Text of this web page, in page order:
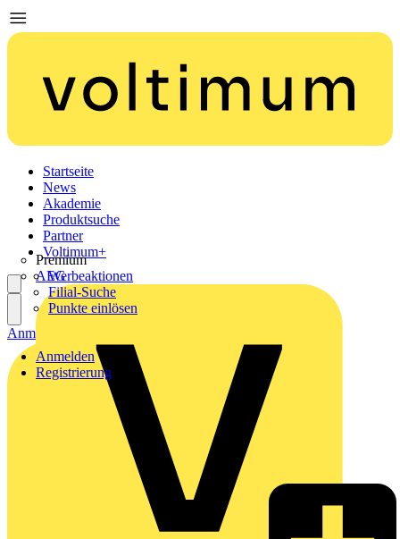
Startseite
News
Akademie
Produktsuche
Partner
Premium
AEG
Voltimum+
Werbeaktionen
Filial-Suche
Punkte einlösen
Anmelden
Registrierung
Anmelden